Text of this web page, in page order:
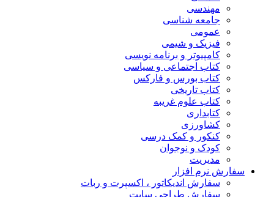
مهندسی
جامعه شناسی
عمومی
فیزیک و شیمی
کامپیوتر و برنامه نویسی
کتاب اجتماعی و سیاسی
کتاب بورس و فارکس
کتاب تاریخی
کتاب علوم غریبه
کتابداری
کشاورزی
کنکور و کمک‌ درسی
کودک و نوجوان
مدیریت
سفارش نرم افزار
سفارش اندیکاتور ، اکسپرت و ربات
سفارش طراحی سایت